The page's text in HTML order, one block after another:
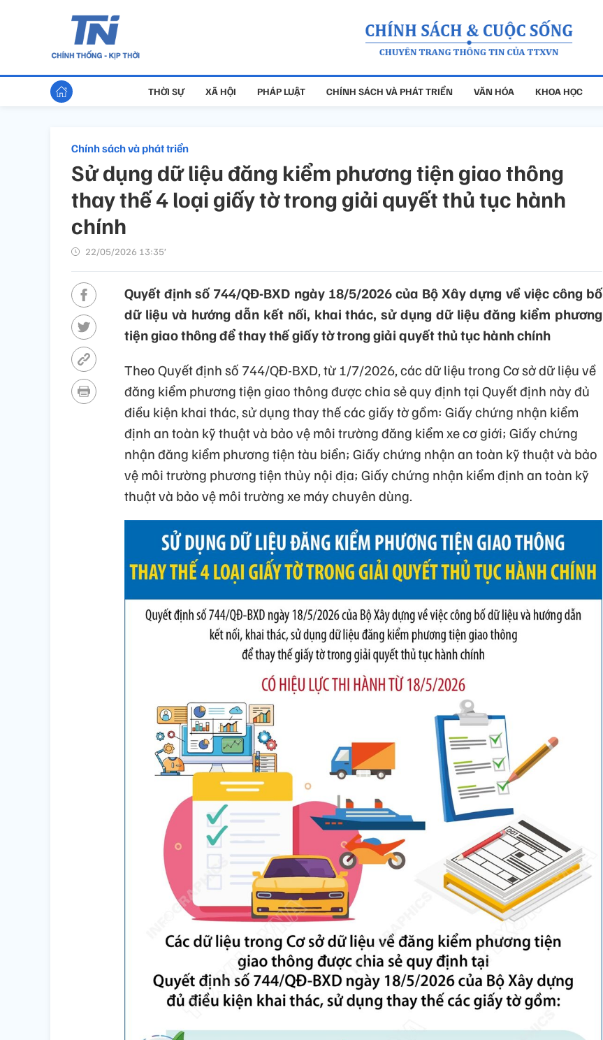
THỜI SỰ XÃ HỘI PHÁP LUẬT CHÍNH SÁCH VÀ PHÁT TRIỂN VĂN HÓA KHOA HỌC
Chính sách và phát triển
Sử dụng dữ liệu đăng kiểm phương tiện giao thông
thay thế 4 loại giấy tờ trong giải quyết thủ tục hành
chính
22/05/2026 13:35’
Quyết định số 744/QĐ-BXD ngày 18/5/2026 của Bộ Xây dựng về việc công bố
dữ liệu và hướng dẫn kết nối, khai thác, sử dụng dữ liệu đăng kiểm phương
tiện giao thông để thay thế giấy tờ trong giải quyết thủ tục hành chính
Theo Quyết định số 744/QĐ-BXD, từ 1/7/2026, các dữ liệu trong Cơ sở dữ liệu về
đăng kiểm phương tiện giao thông được chia sẻ quy định tại Quyết định này đủ
điều kiện khai thác, sử dụng thay thế các giấy tờ gồm: Giấy chứng nhận kiểm
định an toàn kỹ thuật và bảo vệ môi trường đăng kiểm xe cơ giới; Giấy chứng
nhận đăng kiểm phương tiện tàu biển; Giấy chứng nhận an toàn kỹ thuật và bảo
vệ môi trường phương tiện thủy nội địa; Giấy chứng nhận kiểm định an toàn kỹ
thuật và bảo vệ môi trường xe máy chuyên dùng.